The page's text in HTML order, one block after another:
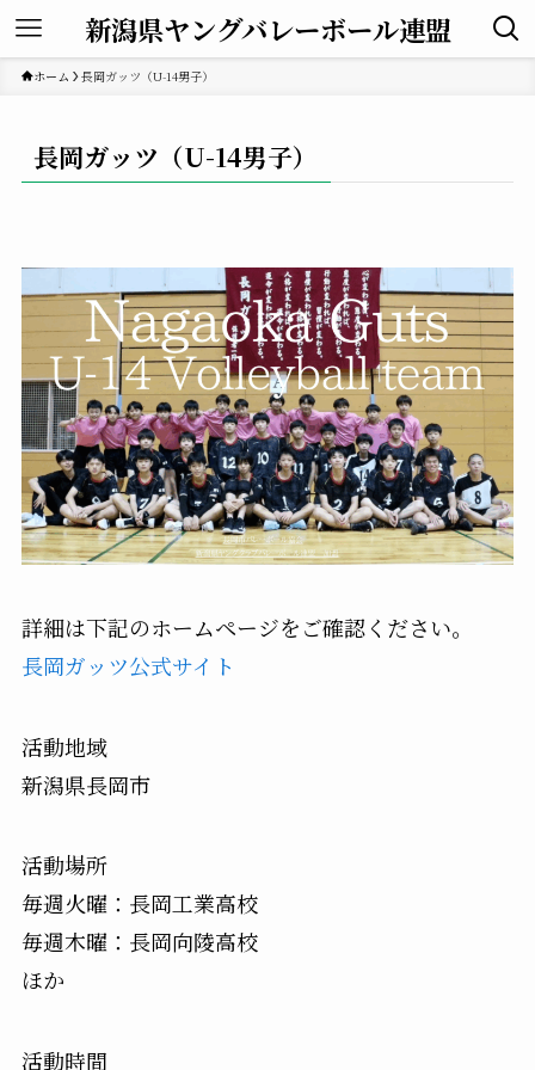
新潟県ヤングバレーボール連盟
ホーム 長岡ガッツ（U-14男子）
長岡ガッツ（U-14男子）
詳細は下記のホームページをご確認ください。
長岡ガッツ公式サイト
活動地域
新潟県長岡市
活動場所
毎週火曜：長岡工業高校
毎週木曜：長岡向陵高校
ほか
活動時間